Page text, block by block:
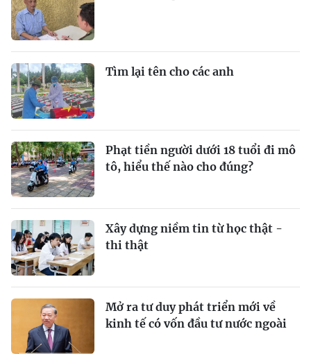
Tìm lại tên cho các anh
Phạt tiền người dưới 18 tuổi đi mô
tô, hiểu thế nào cho đúng?
Xây dựng niềm tin từ học thật -
thi thật
Mở ra tư duy phát triển mới về
kinh tế có vốn đầu tư nước ngoài